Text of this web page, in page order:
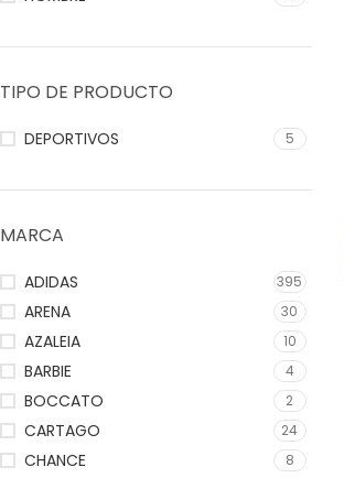
TIPO DE PRODUCTO
DEPORTIVOS 5
MARCA
ADIDAS 395
ARENA 30
AZALEIA 10
BARBIE 4
BOCCATO 2
CARTAGO 24
CHANCE 8